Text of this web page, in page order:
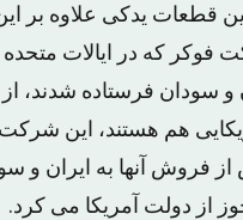
قطعات یدکی علاوه بر
که در ایالات متحده
و سودان فرستاده شدند، از
هم هستند، این
فروش آنها به ایران و
از دولت آمریکا می کرد.